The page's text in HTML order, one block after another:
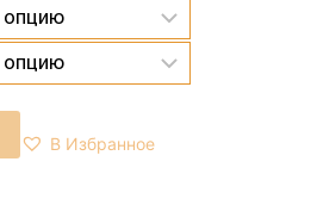
В Избранное